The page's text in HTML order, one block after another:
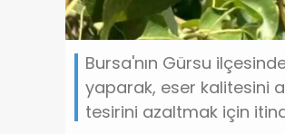
Bursa'nın Gürsu
yaparak, eser kalitesini
tesirini azaltmak için